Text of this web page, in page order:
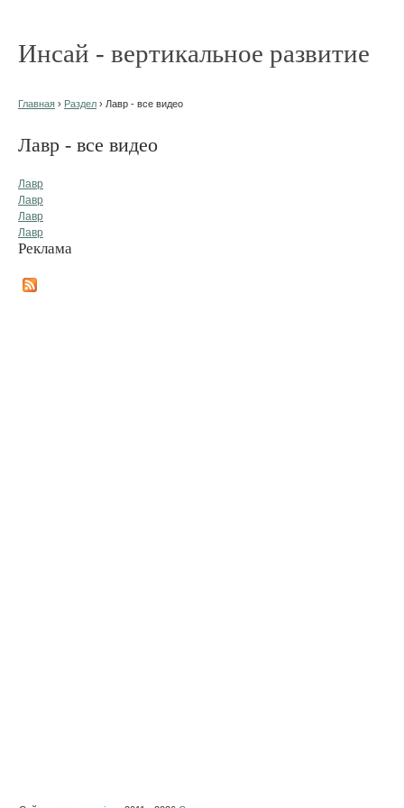
Инсай - вертикальное развитие
Главная › Раздел › Лавр - все видео
Лавр - все видео
Лавр
Лавр
Лавр
Лавр
Реклама